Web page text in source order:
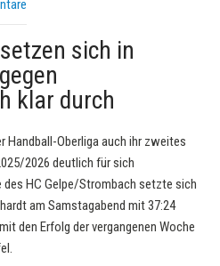
sich in
klar durch
Handball-Oberliga auch ihr zweites
2026 deutlich für sich
des HC Gelpe/Strombach setzte sich
am Samstagabend mit 37:24
den Erfolg der vergangenen Woche